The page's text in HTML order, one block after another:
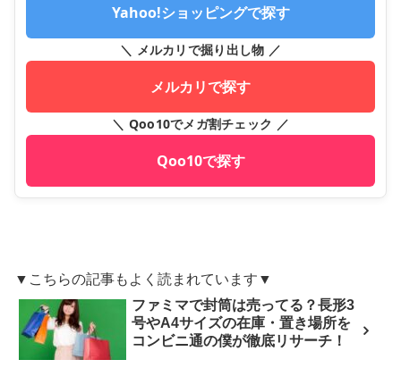
Yahoo!ショッピングで探す
＼ メルカリで掘り出し物 ／
メルカリで探す
＼ Qoo10でメガ割チェック ／
Qoo10で探す
▼こちらの記事もよく読まれています▼
ファミマで封筒は売ってる？長形3
号やA4サイズの在庫・置き場所を
コンビニ通の僕が徹底リサーチ！